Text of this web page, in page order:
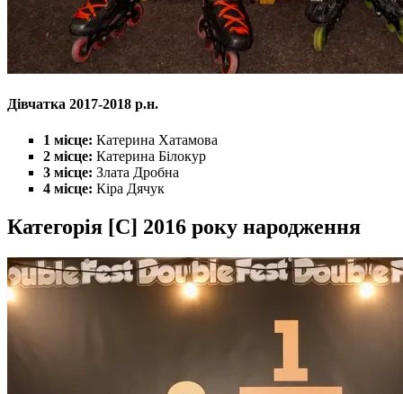
Дівчатка 2017-2018 р.н.
1 місце: Катерина Хатамова
2 місце: Катерина Білокур
3 місце: Злата Дробна
4 місце: Кіра Дячук
Категорія [C] 2016 року народження